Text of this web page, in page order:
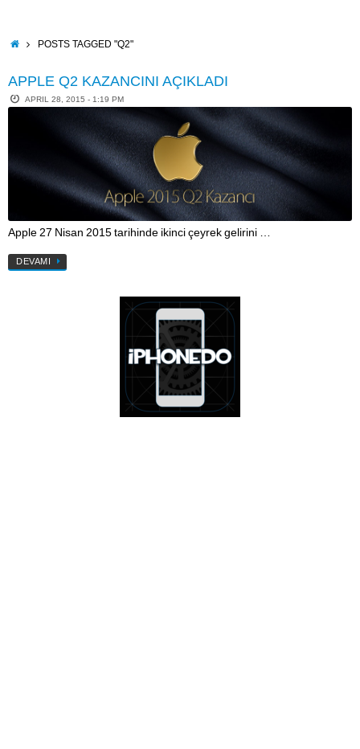
contentHOMEPOSTS TAGGED "Q2"
APPLE Q2 KAZANCINI AÇIKLADI
APRIL 28, 2015 - 1:19 PM
Apple 27 Nisan 2015 tarihinde ikinci çeyrek gelirini …
DEVAMI